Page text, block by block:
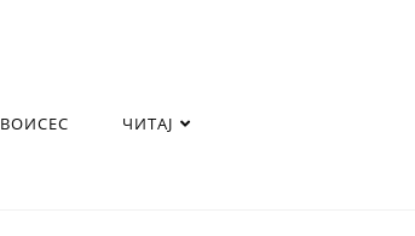
ВОИСЕС ЧИТАЈ